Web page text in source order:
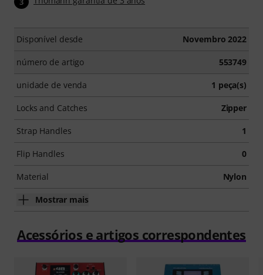
Disponível desde Novembro 2022
número de artigo 553749
unidade de venda 1 peça(s)
Locks and Catches Zipper
Strap Handles 1
Flip Handles 0
Material Nylon
Mostrar mais
Acessórios e artigos correspondentes